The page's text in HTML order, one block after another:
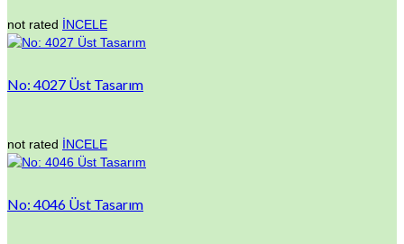
not rated İNCELE
No: 4027 Üst Tasarım
not rated İNCELE
No: 4046 Üst Tasarım